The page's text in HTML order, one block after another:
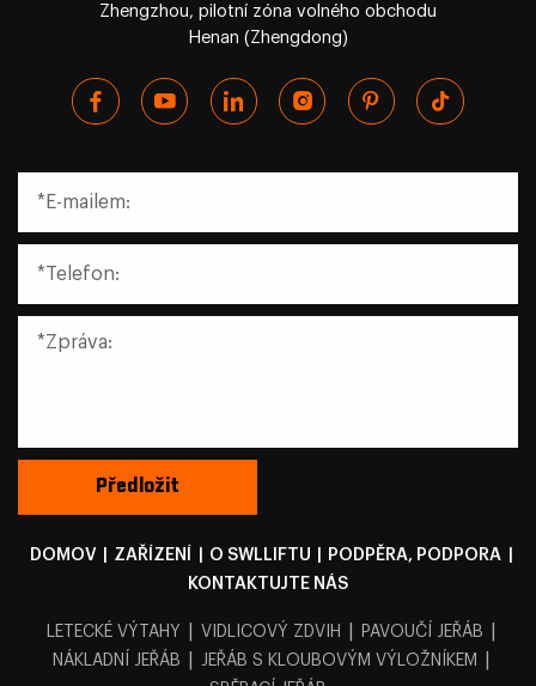
Zhengzhou, pilotní zóna volného obchodu
Henan (Zhengdong)
DOMOV ZAŘÍZENÍ O SWLLIFTU PODPĚRA, PODPORA
KONTAKTUJTE NÁS
LETECKÉ VÝTAHY VIDLICOVÝ ZDVIH PAVOUČÍ JEŘÁB
NÁKLADNÍ JEŘÁB JEŘÁB S KLOUBOVÝM VÝLOŽNÍKEM